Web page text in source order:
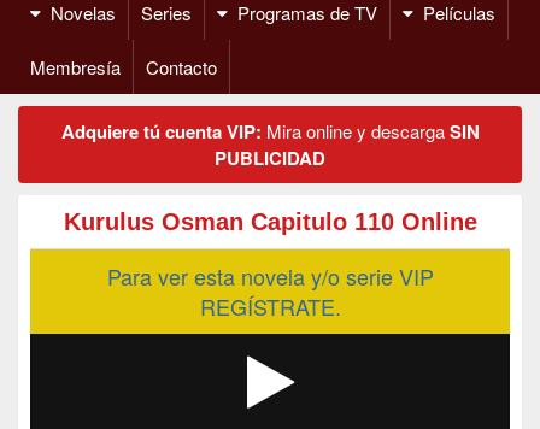
Novelas
Series Programas de TV Películas
Membresía Contacto
Adquiere tú cuenta VIP: Mira online y descargaSIN
PUBLICIDAD
Kurulus Osman Capitulo 110 Online
Para ver esta novela y/o serie VIP
REGÍSTRATE.